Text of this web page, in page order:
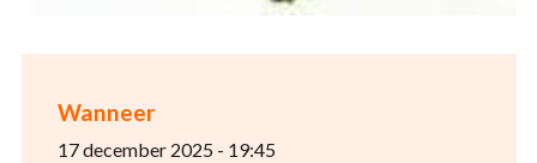
Wanneer
17 december 2025 - 19:45